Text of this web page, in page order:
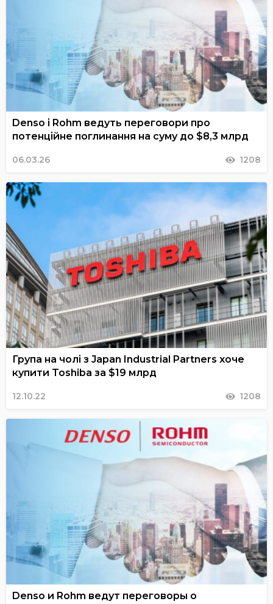
Denso і Rohm ведуть переговори про
потенційне поглинання на суму до $8,3 млрд
06.03.26 1208
Група на чолі з Japan Industrial Partners хоче
купити Toshiba за $19 млрд
12.10.22 1208
Denso и Rohm ведут переговоры о